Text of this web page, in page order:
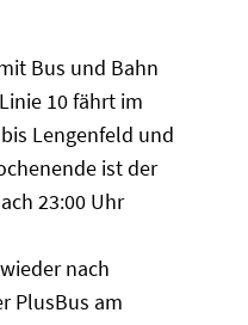
Bus und Bahn
10 fährt im
Lengenfeld und
ist der
23:00 Uhr
nach
PlusBus am